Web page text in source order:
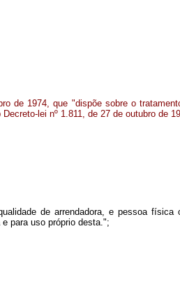
de 1974, que "dispõe sobre o
lei nº 1.811, de 27 de outubro de
de arrendadora, e pessoa física
para uso próprio desta.";